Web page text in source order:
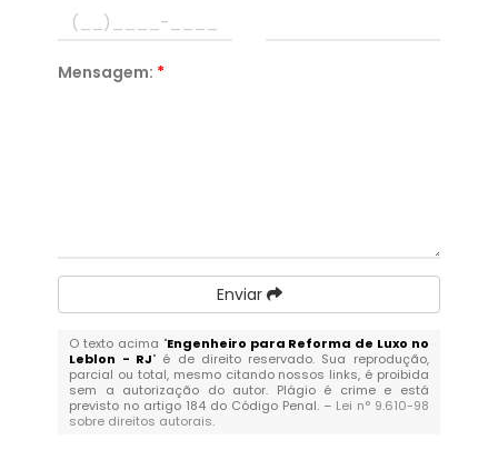
Mensagem: *
Enviar
O texto acima "Engenheiro para Reforma de Luxo no
Leblon - RJ" é de direito reservado. Sua reprodução,
parcial ou total, mesmo citando nossos links, é proibida
sem a autorização do autor. Plágio é crime e está
previsto no artigo 184 do Código Penal. – Lei n° 9.610-98
sobre direitos autorais.